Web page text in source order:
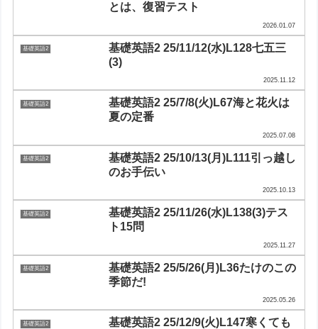
とは、復習テスト
2026.01.07
基礎英語2
基礎英語2 25/11/12(水)L128七五三
(3)
2025.11.12
基礎英語2
基礎英語2 25/7/8(火)L67海と花火は
夏の定番
2025.07.08
基礎英語2
基礎英語2 25/10/13(月)L111引っ越し
のお手伝い
2025.10.13
基礎英語2
基礎英語2 25/11/26(水)L138(3)テス
ト15問
2025.11.27
基礎英語2
基礎英語2 25/5/26(月)L36たけのこの
季節だ!
2025.05.26
基礎英語2
基礎英語2 25/12/9(火)L147寒くても